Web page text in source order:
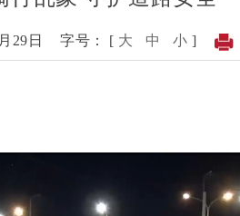
29日 字号： [ 大 中 小 ]